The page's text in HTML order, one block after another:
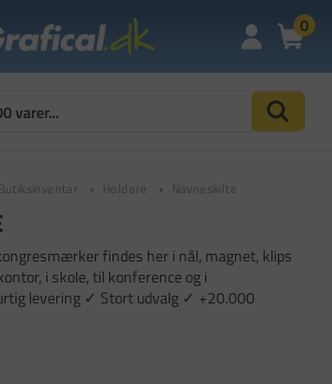
0
Butiksinventar Holdere Navneskilte
findes her i nål, magnet, klips
i skole, til konference og i
levering ✓ Stort udvalg ✓ +20.000